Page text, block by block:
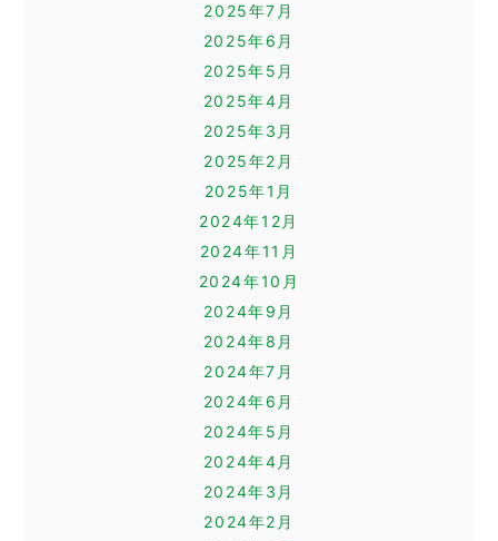
2025年7月
2025年6月
2025年5月
2025年4月
2025年3月
2025年2月
2025年1月
2024年12月
2024年11月
2024年10月
2024年9月
2024年8月
2024年7月
2024年6月
2024年5月
2024年4月
2024年3月
2024年2月